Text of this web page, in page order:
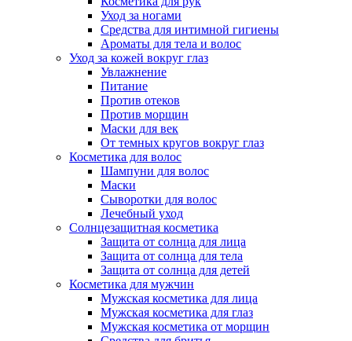
Уход за ногами
Средства для интимной гигиены
Ароматы для тела и волос
Уход за кожей вокруг глаз
Увлажнение
Питание
Против отеков
Против морщин
Маски для век
От темных кругов вокруг глаз
Косметика для волос
Шампуни для волос
Маски
Сыворотки для волос
Лечебный уход
Солнцезащитная косметика
Защита от солнца для лица
Защита от солнца для тела
Защита от солнца для детей
Косметика для мужчин
Мужская косметика для лица
Мужская косметика для глаз
Мужская косметика от морщин